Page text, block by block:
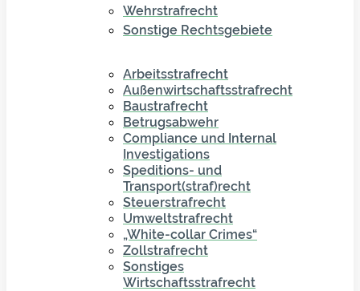
Wehrstrafrecht
Sonstige Rechtsgebiete
Arbeitsstrafrecht
Außenwirtschaftsstrafrecht
Baustrafrecht
Betrugsabwehr
Compliance und Internal
Investigations
Speditions- und
Transport(straf)recht
Steuerstrafrecht
Umweltstrafrecht
„White-collar Crimes“
Zollstrafrecht
Sonstiges
Wirtschaftsstrafrecht